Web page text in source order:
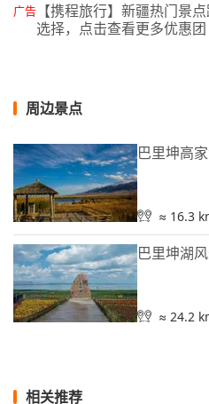
广告 【携程旅行】新疆热门景
选择，点击查看更多优惠团
周边景点
巴里坤高
≈ 16.3
巴里坤湖
≈ 24.2
相关推荐